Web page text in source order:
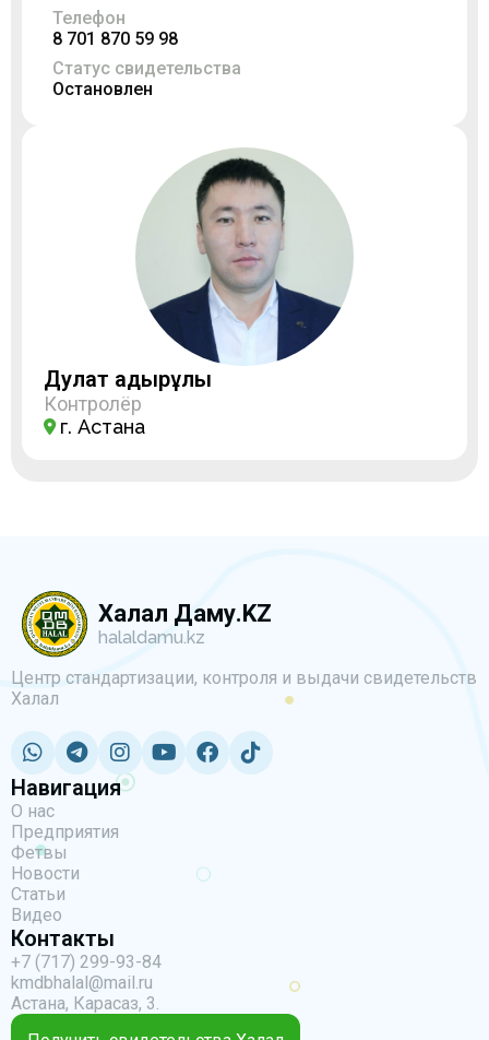
Телефон
8 701 870 59 98
Статус свидетельства
Остановлен
Дулат Қадырұлы
Контролёр
г. Астана
Халал Даму.KZ
halaldamu.kz
Центр стандартизации, контроля и выдачи свидетельств
Халал
Навигация
О нас
Предприятия
Фетвы
Новости
Статьи
Видео
Контакты
+7 (717) 299-93-84
kmdbhalal@mail.ru
Астана, Карасаз, 3.